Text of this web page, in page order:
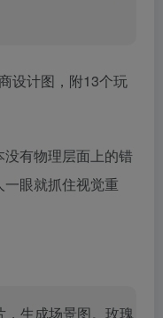
有物理层面上的错
眼就抓住视觉重
生成场景图。玫瑰